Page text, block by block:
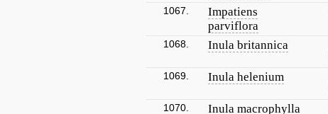
1067.
Impatiens
parviflora
1068. Inula britannica
1069. Inula helenium
1070. Inula macrophylla